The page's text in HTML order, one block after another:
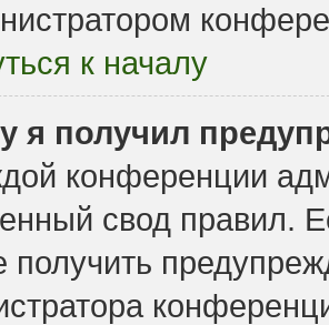
к началу
я получил
конференции
свод правил.
получить